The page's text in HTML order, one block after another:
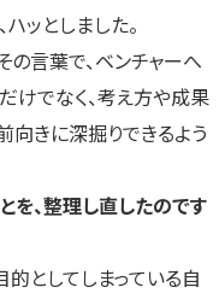
ッとしました。
の言葉で、ベンチャーへ
けでなく、考え方や成果
向きに深掘りできるよう
を、整理し直したのです
としてしまっている自